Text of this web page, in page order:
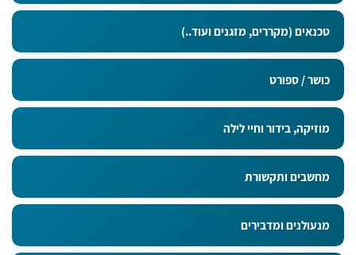
טכנאים (מקררים, מזגנים ועוד..)
כושר / ספורט
מוזיקה, בידור וחיי לילה
מחשבים ותקשורת
מנעולנים ומדבירים